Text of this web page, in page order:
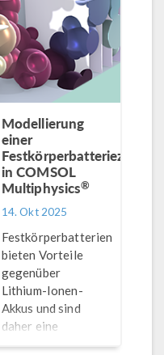
Modellierung
einer
Festkörperbatteriezelle
in COMSOL
Multiphysics®
14. Okt 2025
Festkörperbatterien
bieten Vorteile
gegenüber
Lithium-Ionen-
Akkus und sind
daher eine
vielversprechende